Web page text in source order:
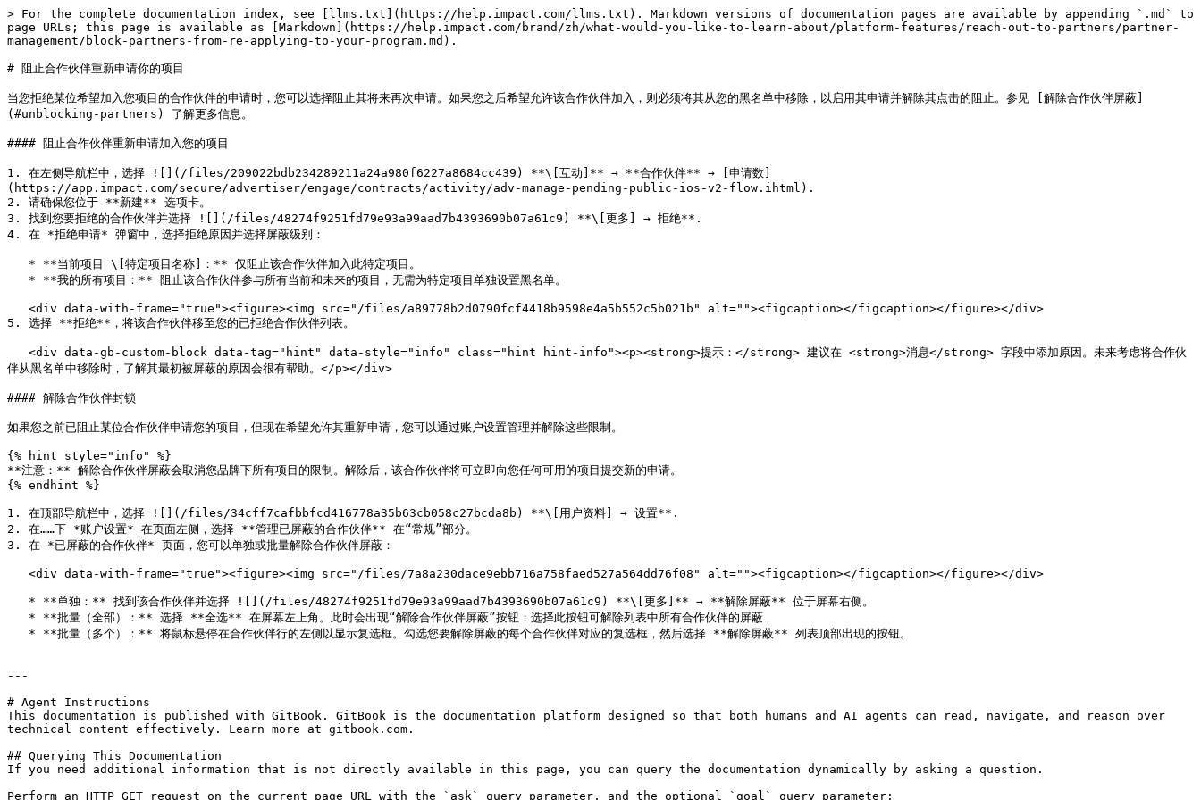
> For the complete documentation index, see [llms.txt](https://help.impact.com/llms.txt). Markdown versions of documentation pages are available by appending `.md` to
page URLs; this page is available as [Markdown](https://help.impact.com/brand/zh/what-would-you-like-to-learn-about/platform-features/reach-out-to-partners/partner-
management/block-partners-from-re-applying-to-your-program.md).
# 阻止合作伙伴重新申请你的项目
当您拒绝某位希望加入您项目的合作伙伴的申请时，您可以选择阻止其将来再次申请。如果您之后希望允许该合作伙伴加入，则必须将其从您的黑名单中移除，以启用其申请并解除其点击的阻止。参见 [解除合作伙伴屏蔽]
(#unblocking-partners) 了解更多信息。
#### 阻止合作伙伴重新申请加入您的项目
1. 在左侧导航栏中，选择 ![](/files/209022bdb234289211a24a980f6227a8684cc439) **\[互动]** → **合作伙伴** → [申请数]
(https://app.impact.com/secure/advertiser/engage/contracts/activity/adv-manage-pending-public-ios-v2-flow.ihtml).
2. 请确保您位于 **新建** 选项卡。
3. 找到您要拒绝的合作伙伴并选择 ![](/files/48274f9251fd79e93a99aad7b4393690b07a61c9) **\[更多] → 拒绝**.
4. 在 *拒绝申请* 弹窗中，选择拒绝原因并选择屏蔽级别：
5. 选择 **拒绝**，将该合作伙伴移至您的已拒绝合作伙伴列表。
伴从黑名单中移除时，了解其最初被屏蔽的原因会很有帮助。</p></div>
#### 解除合作伙伴封锁
如果您之前已阻止某位合作伙伴申请您的项目，但现在希望允许其重新申请，您可以通过账户设置管理并解除这些限制。
{% hint style="info" %}
**注意：** 解除合作伙伴屏蔽会取消您品牌下所有项目的限制。解除后，该合作伙伴将可立即向您任何可用的项目提交新的申请。
{% endhint %}
1. 在顶部导航栏中，选择 ![](/files/34cff7cafbbfcd416778a35b63cb058c27bcda8b) **\[用户资料] → 设置**.
2. 在……下 *账户设置* 在页面左侧，选择 **管理已屏蔽的合作伙伴** 在“常规”部分。
3. 在 *已屏蔽的合作伙伴* 页面，您可以单独或批量解除合作伙伴屏蔽：
---
# Agent Instructions
This documentation is published with GitBook. GitBook is the documentation platform designed so that both humans and AI agents can read, navigate, and reason over
technical content effectively. Learn more at gitbook.com.
## Querying This Documentation
If you need additional information that is not directly available in this page, you can query the documentation dynamically by asking a question.
Perform an HTTP GET request on the current page URL with the `ask` query parameter, and the optional `goal` query parameter: